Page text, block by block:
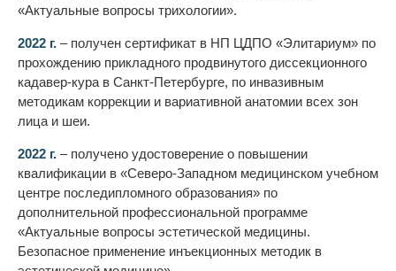
«Актуальные вопросы трихологии».
2022 г. – получен сертификат в НП ЦДПО «Элитариум» по
прохождению прикладного продвинутого диссекционного
кадавер-кура в Санкт-Петербурге, по инвазивным
методикам коррекции и вариативной анатомии всех зон
лица и шеи.
2022 г. – получено удостоверение о повышении
квалификации в «Северо-Западном медицинском учебном
центре последипломного образования» по
дополнительной профессиональной программе
«Актуальные вопросы эстетической медицины.
Безопасное применение инъекционных методик в